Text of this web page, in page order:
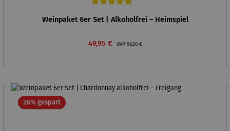
Weinpaket 6er Set | Alkoholfrei – Heimspiel
Verkaufspreis:
49,95 € UVP Regulärer Preis:
59,20 €
26% gespartRabatt